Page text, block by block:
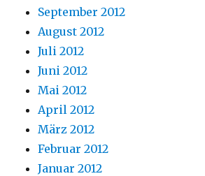
September 2012
August 2012
Juli 2012
Juni 2012
Mai 2012
April 2012
März 2012
Februar 2012
Januar 2012